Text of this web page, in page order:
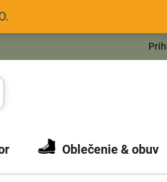
Oblečenie & obuv